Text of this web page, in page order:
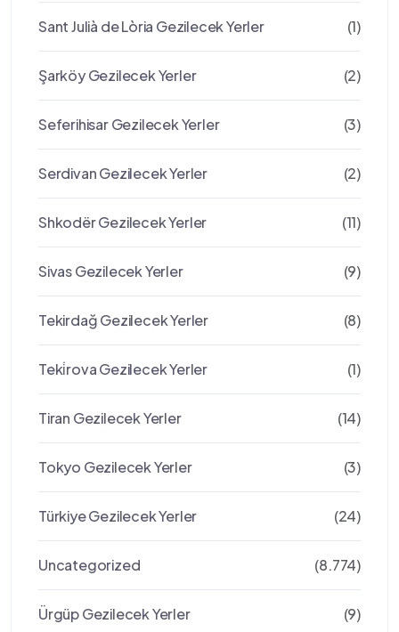
Sant Julià de Lòria Gezilecek Yerler (1)
Şarköy Gezilecek Yerler (2)
Seferihisar Gezilecek Yerler (3)
Serdivan Gezilecek Yerler (2)
Shkodër Gezilecek Yerler (11)
Sivas Gezilecek Yerler (9)
Tekirdağ Gezilecek Yerler (8)
Teki̇rova Gezilecek Yerler (1)
Tiran Gezilecek Yerler (14)
Tokyo Gezilecek Yerler (3)
Türkiye Gezilecek Yerler (24)
Uncategorized (8.774)
Ürgüp Gezilecek Yerler (9)